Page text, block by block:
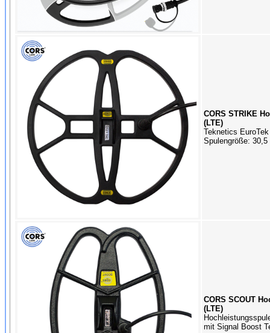
CORS STRIKE
(LTE)
Teknetics
Spulengröße:
CORS SCOUT
(LTE)
mit Signal Boost